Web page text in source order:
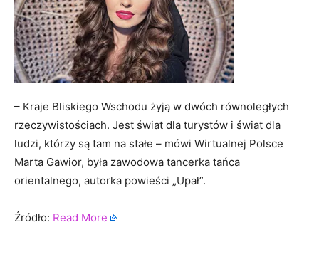
– Kraje Bliskiego Wschodu żyją w dwóch równoległych
rzeczywistościach. Jest świat dla turystów i świat dla
ludzi, którzy są tam na stałe – mówi Wirtualnej Polsce
Marta Gawior, była zawodowa tancerka tańca
orientalnego, autorka powieści „Upał”.
Źródło: Read More